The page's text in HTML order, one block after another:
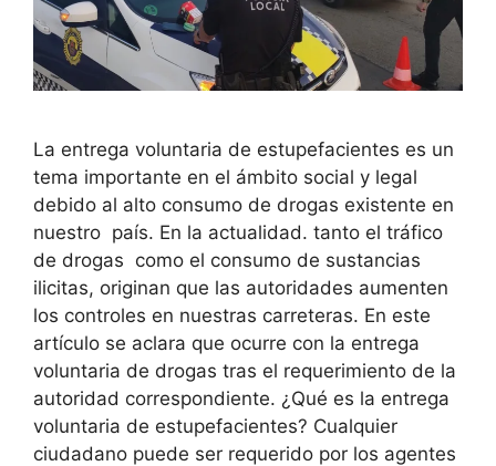
La entrega voluntaria de estupefacientes es un
tema importante en el ámbito social y legal
debido al alto consumo de drogas existente en
nuestro país. En la actualidad. tanto el tráfico
de drogas como el consumo de sustancias
ilicitas, originan que las autoridades aumenten
los controles en nuestras carreteras. En este
artículo se aclara que ocurre con la entrega
voluntaria de drogas tras el requerimiento de la
autoridad correspondiente. ¿Qué es la entrega
voluntaria de estupefacientes? Cualquier
ciudadano puede ser requerido por los agentes